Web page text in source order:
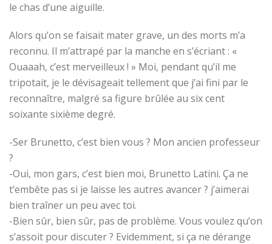
le chas d’une aiguille.
Alors qu’on se faisait mater grave, un des morts m’a
reconnu. Il m’attrapé par la manche en s’écriant : «
Ouaaah, c’est merveilleux ! » Moi, pendant qu’il me
tripotait, je le dévisageait tellement que j’ai fini par le
reconnaître, malgré sa figure brûlée au six cent
soixante sixième degré.
-Ser Brunetto, c’est bien vous ? Mon ancien professeur
?
-Oui, mon gars, c’est bien moi, Brunetto Latini. Ça ne
t’embête pas si je laisse les autres avancer ? j’aimerai
bien traîner un peu avec toi.
-Bien sûr, bien sûr, pas de problème. Vous voulez qu’on
s’assoit pour discuter ? Evidemment, si ça ne dérange